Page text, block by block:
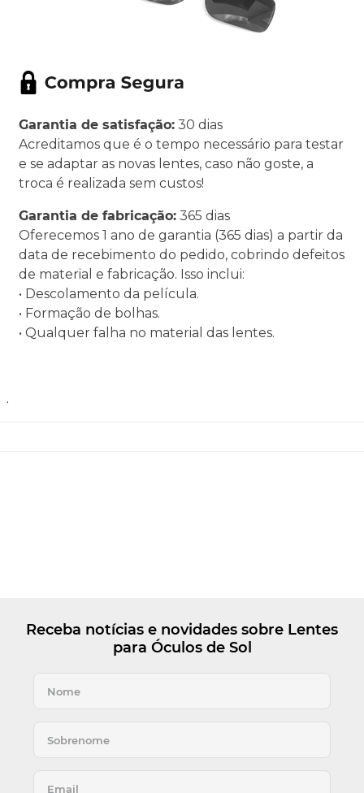
Garantia de satisfação: 30 dias
Acreditamos que é o tempo necessário para testar
e se adaptar as novas lentes, caso não goste, a
troca é realizada sem custos!
Garantia de fabricação: 365 dias
Oferecemos 1 ano de garantia (365 dias) a partir da
data de recebimento do pedido, cobrindo defeitos
de material e fabricação. Isso inclui:
• Descolamento da película.
• Formação de bolhas.
• Qualquer falha no material das lentes.
.
Receba notícias e novidades sobre Lentes
para Óculos de Sol